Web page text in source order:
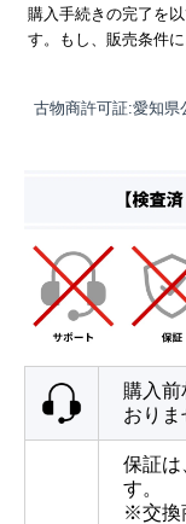
購入手続きの完了を
す。もし、販売条件
古物商許可証:愛知
購入
おりま
保証は
す。
※交換